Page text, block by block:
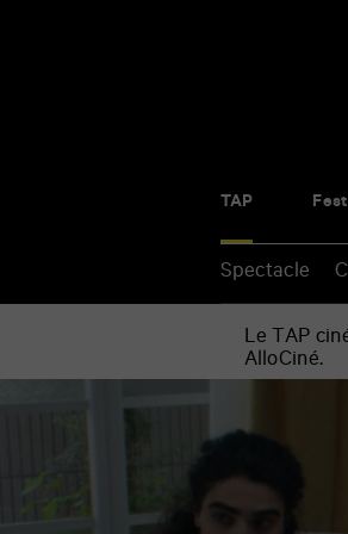
TAP
Spectacle
Le TAP
AlloCiné.
Renseigner
mots
Téhéran